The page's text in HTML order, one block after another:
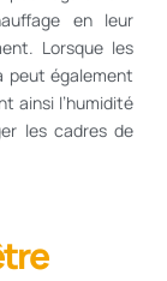
en leur
Lorsque les
peut également
ainsi l’humidité
les cadres de